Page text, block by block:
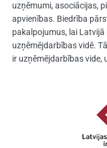
uzņēmumi, asociācijas,
apvienības. Biedrība
pakalpojumus, lai
uzņēmējdarbības vidē.
ir uzņēmējdarbības vide,